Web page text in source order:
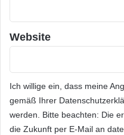
Website
Ich willige ein, dass meine
gemäß Ihrer
werden. Bitte beachten: Die
die Zukunft per E-Mail an